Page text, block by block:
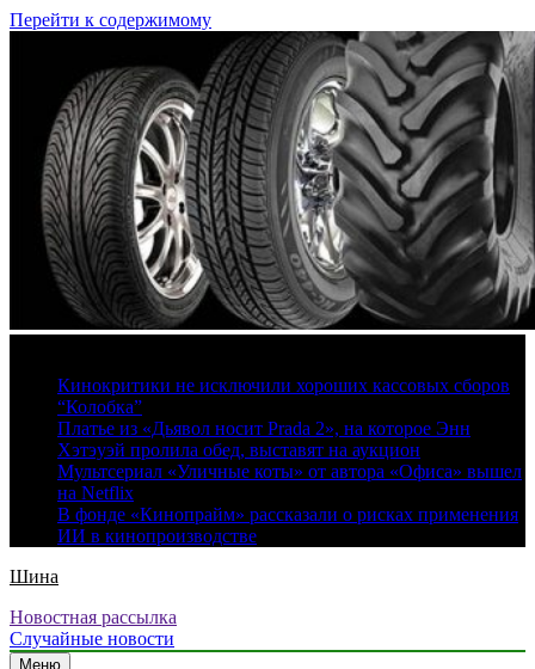
Перейти к содержимому
Кинокритики не исключили хороших кассовых сборов
“Колобка”
Платье из «Дьявол носит Prada 2», на которое Энн
Хэтэуэй пролила обед, выставят на аукцион
Мультсериал «Уличные коты» от автора «Офиса» вышел
на Netflix
В фонде «Кинопрайм» рассказали о рисках применения
ИИ в кинопроизводстве
Шина
Новостная рассылка
Случайные новости
Меню